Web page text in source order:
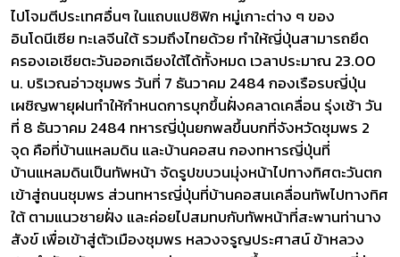
ไปโจมตีประเทศอื่นๆ ในแถบแปซิฟิก หมู่เกาะต่าง ๆ ของ
อินโดนีเซีย ทะเลจีนใต้ รวมถึงไทยด้วย ทำให้ญี่ปุ่นสามารถยึด
ครองเอเชียตะวันออกเฉียงใต้ได้ทั้งหมด เวลาประมาณ 23.00
น. บริเวณอ่าวชุมพร วันที่ 7 ธันวาคม 2484 กองเรือรบญี่ปุ่น
เผชิญพายุฝนทำให้กำหนดการบุกขึ้นฝั่งคลาดเคลื่อน รุ่งเช้า วัน
ที่ 8 ธันวาคม 2484 ทหารญี่ปุ่นยกพลขึ้นบกที่จังหวัดชุมพร 2
จุด คือที่บ้านแหลมดิน และบ้านคอสน กองทหารญี่ปุ่นที่
บ้านแหลมดินเป็นทัพหน้า จัดรูปขบวนมุ่งหน้าไปทางทิศตะวันตก
เข้าสู่ถนนชุมพร ส่วนทหารญี่ปุ่นที่บ้านคอสนเคลื่อนทัพไปทางทิศ
ใต้ ตามแนวชายฝั่ง และค่อยไปสมทบกับทัพหน้าที่สะพานท่านาง
สังข์ เพื่อเข้าสู่ตัวเมืองชุมพร หลวงจรูญประศาสน์ ข้าหลวง